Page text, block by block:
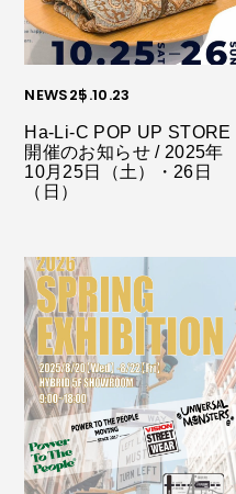
NEWS25.10.23
Ha-Li-C POP UP STORE
開催のお知らせ / 2025年
10月25日（土）・26日
（日）